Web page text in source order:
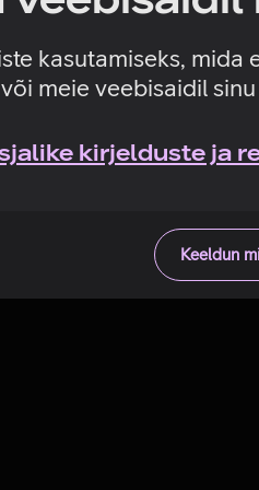
kasutamiseks,
meie veebisaidil
kirjelduste ja
Keeldun